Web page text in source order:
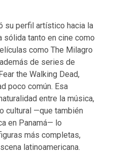
su perfil artístico hacia la
sólida tanto en cine como
como The Milagro
de series de
the Walking Dead,
poco común. Esa
entre la música,
cultural —que también
en Panamá— lo
más completas,
latinoamericana.